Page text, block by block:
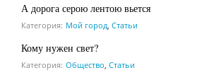
А дорога серою лентою вьется
Категория: Мой город, Статьи
Кому нужен свет?
Категория: Общество, Статьи